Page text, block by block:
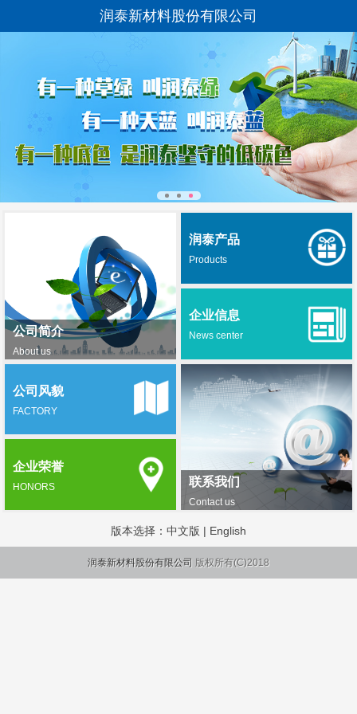
润泰新材料股份有限公司
公司简介
About us
润泰产品
Products
企业信息
News center
联系我们
Contact us
公司风貌
FACTORY
企业荣誉
HONORS
版本选择： 中文版 | English
润泰新材料股份有限公司 版权所有(C)2018